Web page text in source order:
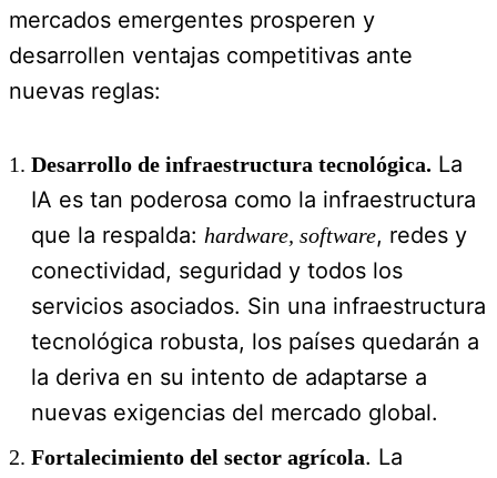
mercados emergentes prosperen y
desarrollen ventajas competitivas ante
nuevas reglas:
Desarrollo de infraestructura tecnológica. La
IA es tan poderosa como la infraestructura
que la respalda: hardware, software, redes y
conectividad, seguridad y todos los
servicios asociados. Sin una infraestructura
tecnológica robusta, los países quedarán a
la deriva en su intento de adaptarse a
nuevas exigencias del mercado global.
Fortalecimiento del sector agrícola. La